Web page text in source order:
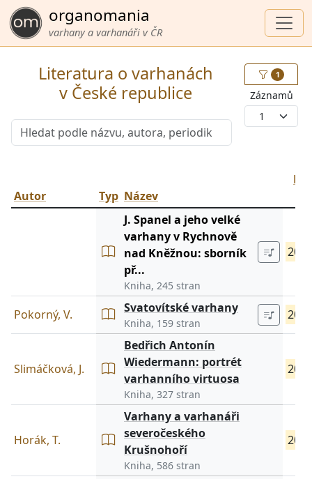
organomania
varhany a varhanáři v ČR
1
Záznamů
1
Literatura o varhanách
v České republice
Autor Typ Název
J. Spanel a jeho velké
varhany v Rychnově
nad Kněžnou: sborník
př...
Kniha, 245 stran
2026
Pokorný, V. Svatovítské varhany
Kniha, 159 stran
2026
Slimáčková, J.
Bedřich Antonín
Wiedermann: portrét
varhanního virtuosa
Kniha, 327 stran
2025
Horák, T.
Varhany a varhanáři
severočeského
Krušnohoří
Kniha, 586 stran
2025